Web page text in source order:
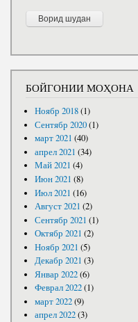
БОЙГОНИИ МОҲОНА
Ноябр 2018(1)
Сентябр 2020(1)
март 2021 (40)
апрел 2021 (34)
Май 2021 (4)
Июн 2021 (8)
Июл 2021 (16)
Август 2021 (2)
Сентябр 2021 (1)
Октябр 2021 (2)
Ноябр 2021 (5)
Декабр 2021 (3)
Январ 2022(6)
Феврал 2022(1)
март 2022(9)
апрел 2022(3)